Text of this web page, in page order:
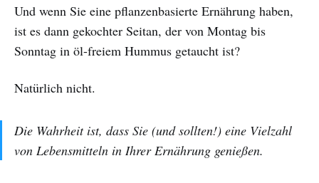
Und wenn Sie eine pflanzenbasierte Ernährung haben,
ist es dann gekochter Seitan, der von Montag bis
Sonntag in öl-freiem Hummus getaucht ist?
Natürlich nicht.
Die Wahrheit ist, dass Sie (und sollten!) eine Vielzahl
von Lebensmitteln in Ihrer Ernährung genießen.